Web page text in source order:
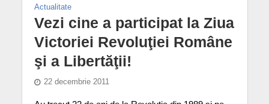
Actualitate
Vezi cine a participat la Ziua
Victoriei Revoluţiei Române
şi a Libertăţii!
22 decembrie 2011